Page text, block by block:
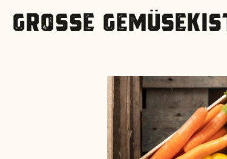
GROSSE
Bildergalerie überspringen